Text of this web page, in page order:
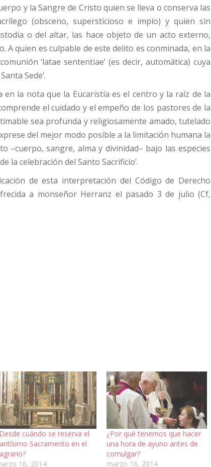
y la Sangre de Cristo quien se lleva o conserva las
(obsceno, supersticioso e impío) y quien sin
o del altar, las hace objeto de un acto externo,
A quien es culpable de este delito es conminada, en la
‘latae sententiae’ (es decir, automática) cuya
Sede’.
en la nota que la Eucaristía es el centro y la raíz de la
el cuidado y el empeño de los pastores de la
sea profunda y religiosamente amado, tutelado
del mejor modo posible a la limitación humana la
–cuerpo, sangre, alma y divinidad– bajo las especies
la celebración del Santo Sacrificio’.
de esta interpretación del Código de Derecho
a monseñor Herranz el pasado 3 de julio (Cf,
cuándo se reserva el
Sacramento en el
16, 2014
¿Por qué tenemos que hacer
una hora de ayuno antes de
comulgar?
marzo 16, 2014